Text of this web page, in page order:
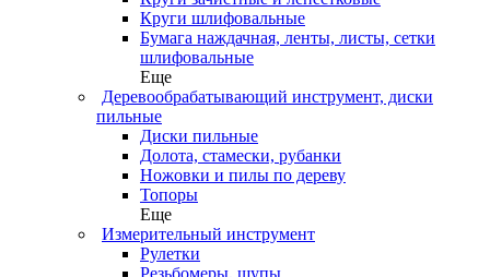
Круги шлифовальные
Бумага наждачная, ленты, листы, сетки
шлифовальные
Еще
Деревообрабатывающий инструмент, диски
пильные
Диски пильные
Долота, стамески, рубанки
Ножовки и пилы по дереву
Топоры
Еще
Измерительный инструмент
Рулетки